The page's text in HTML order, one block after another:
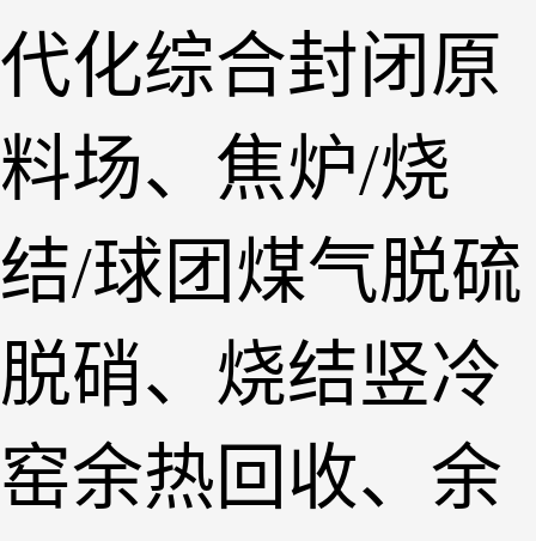
代化综合封闭原
料场、焦炉/烧
结/球团煤气脱硫
脱硝、烧结竖冷
窑余热回收、余